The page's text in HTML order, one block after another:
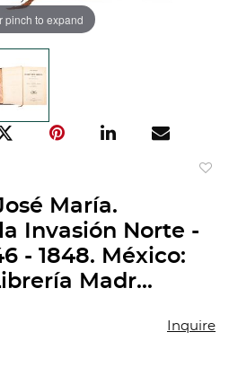
pinch to expand
María.
Invasión Norte -
- 1848. México:
Madr...
Inquire